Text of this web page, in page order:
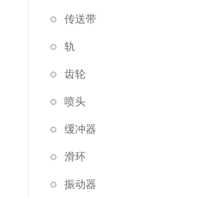
传送带
轨
齿轮
喷头
缓冲器
滑环
振动器